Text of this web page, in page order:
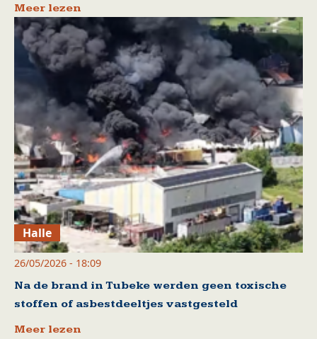
Meer lezen
Halle
26/05/2026 - 18:09
Na de brand in Tubeke werden geen toxische
stoffen of asbestdeeltjes vastgesteld
Meer lezen